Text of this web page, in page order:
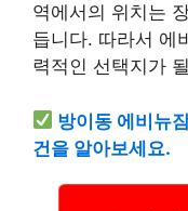
역에서의 위치는
듭니다. 따라서 에
력적인 선택지가
방이동 에비뉴
건을 알아보세요.